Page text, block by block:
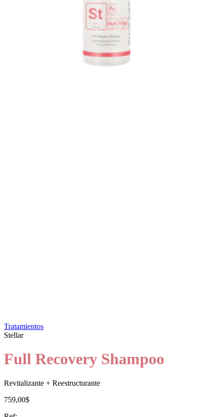
Tratamientos
Stellar
Full Recovery Shampoo
Revitalizante + Reestructurante
759,00$